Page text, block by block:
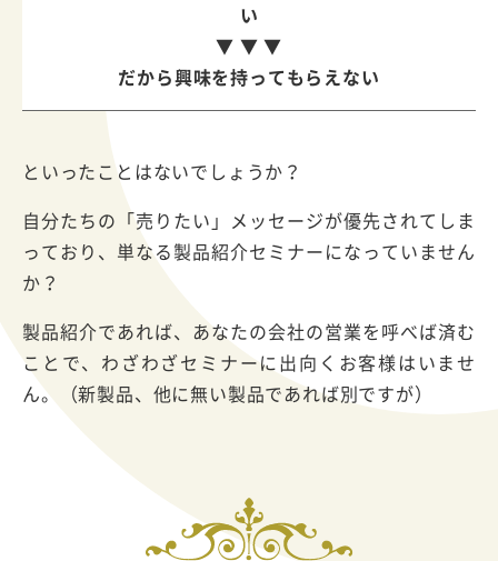
い
▼ ▼ ▼
だから興味を持ってもらえない
といったことはないでしょうか？
自分たちの「売りたい」メッセージが優先されてしま
っており、単なる製品紹介セミナーになっていません
か？
製品紹介であれば、あなたの会社の営業を呼べば済む
ことで、わざわざセミナーに出向くお客様はいませ
ん。（新製品、他に無い製品であれば別ですが）